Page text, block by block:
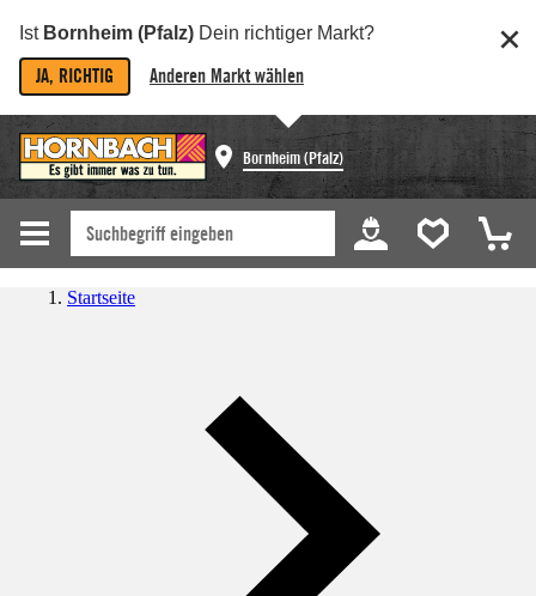
Ist Bornheim (Pfalz) Dein richtiger Markt?
JA, RICHTIG Anderen Markt wählen
Bornheim (Pfalz)
Startseite